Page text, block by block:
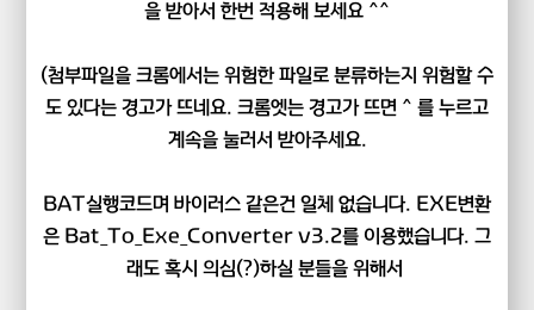
을 받아서 한번 적용해 보세요 ^^
(첨부파일을 크롬에서는 위험한 파일로 분류하는지 위험할 수
도 있다는 경고가 뜨네요. 크롬엣는 경고가 뜨면 ^ 를 누르고
계속을 눌러서 받아주세요.
BAT실행코드며 바이러스 같은건 일체 없습니다. EXE변환
은 Bat_To_Exe_Converter v3.2를 이용했습니다. 그
래도 혹시 의심(?)하실 분들을 위해서